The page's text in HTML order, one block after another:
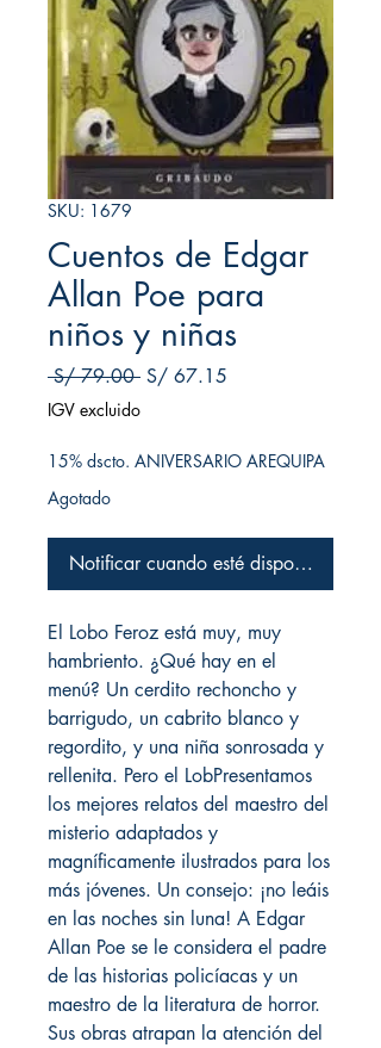
SKU: 1679
Cuentos de Edgar
Allan Poe para
niños y niñas
S/ 79.00 Precio
S/ 67.15
IGV excluido
15% dscto. ANIVERSARIO AREQUIPA
Agotado
Notificar cuando esté disponible
El Lobo Feroz está muy, muy
hambriento. ¿Qué hay en el
menú? Un cerdito rechoncho y
barrigudo, un cabrito blanco y
regordito, y una niña sonrosada y
rellenita. Pero el LobPresentamos
los mejores relatos del maestro del
misterio adaptados y
magníficamente ilustrados para los
más jóvenes. Un consejo: ¡no leáis
en las noches sin luna! A Edgar
Allan Poe se le considera el padre
de las historias policíacas y un
maestro de la literatura de horror.
Sus obras atrapan la atención del